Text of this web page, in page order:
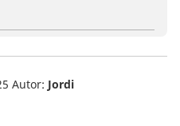
Autor: Jordi